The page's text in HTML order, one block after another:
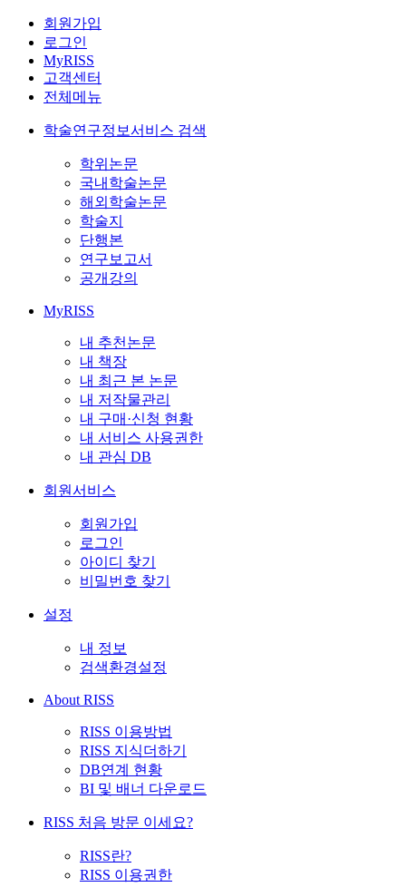
회원가입
로그인
MyRISS
고객센터
전체메뉴
학술연구정보서비스 검색
학위논문
국내학술논문
해외학술논문
학술지
단행본
연구보고서
공개강의
MyRISS
내 추천논문
내 책장
내 최근 본 논문
내 저작물관리
내 구매·신청 현황
내 서비스 사용권한
내 관심 DB
회원서비스
회원가입
로그인
아이디 찾기
비밀번호 찾기
설정
내 정보
검색환경설정
About RISS
RISS 이용방법
RISS 지식더하기
DB연계 현황
BI 및 배너 다운로드
RISS 처음 방문 이세요?
RISS란?
RISS 이용권한